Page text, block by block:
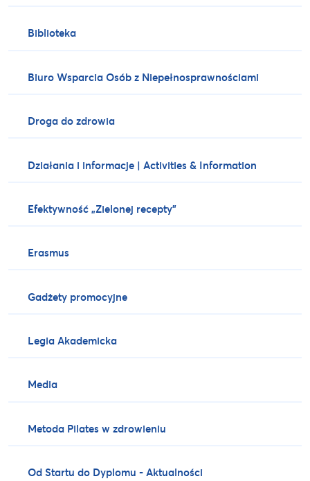
Biblioteka
Biuro Wsparcia Osób z Niepełnosprawnościami
Droga do zdrowia
Działania i informacje | Activities & Information
Efektywność „Zielonej recepty”
Erasmus
Gadżety promocyjne
Legia Akademicka
Media
Metoda Pilates w zdrowieniu
Od Startu do Dyplomu - Aktualności